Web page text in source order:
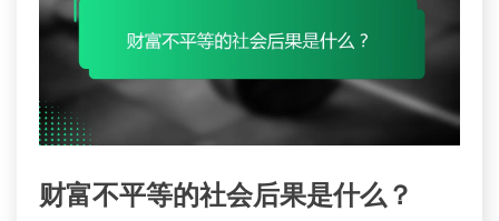
财富不平等的社会后果是什么？